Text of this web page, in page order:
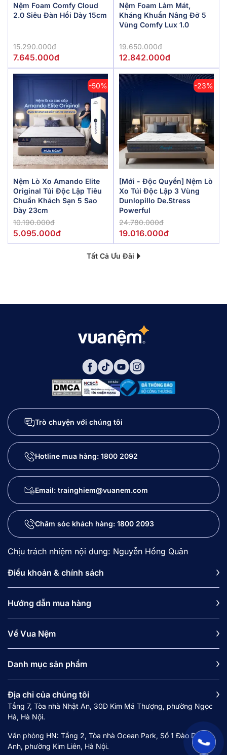
Nệm Foam Comfy Cloud
2.0 Siêu Đàn Hồi Dày 15cm
15.290.000đ
7.645.000đ
Nệm Foam Làm Mát,
Kháng Khuẩn Nâng Đỡ 5
Vùng Comfy Lux 1.0
19.650.000đ
12.842.000đ
-50%
Nệm Lò Xo Amando Elite
Original Túi Độc Lập Tiêu
Chuẩn Khách Sạn 5 Sao
Dày 23cm
10.190.000đ
5.095.000đ
-23%
[Mới - Độc Quyền] Nệm Lò
Xo Túi Độc Lập 3 Vùng
Dunlopillo De.Stress
Powerful
24.780.000đ
19.016.000đ
Tất Cả Ưu Đãi
Trò chuyện với chúng tôi
Hotline mua hàng: 1800 2092
Email: trainghiem@vuanem.com
Chăm sóc khách hàng: 1800 2093
Chịu trách nhiệm nội dung: Nguyễn Hồng Quân
Điều khoản & chính sách
Hướng dẫn mua hàng
Về Vua Nệm
Danh mục sản phẩm
Địa chỉ của chúng tôi
Tầng 7, Tòa nhà Nhật An, 30D Kim Mã Thượng, phường Ngọc
Hà, Hà Nội.
Văn phòng HN: Tầng 2, Tòa nhà Ocean Park, Số 1 Đào Duy
Anh, phường Kim Liên, Hà Nội.